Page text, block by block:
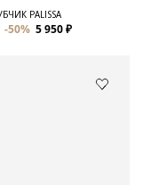
PALISSA
-50% 5 950 ₽